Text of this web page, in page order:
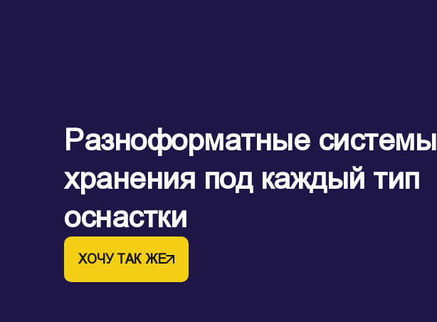
Разноформатные системы
хранения под каждый тип
оснастки
ХОЧУ ТАК ЖЕ